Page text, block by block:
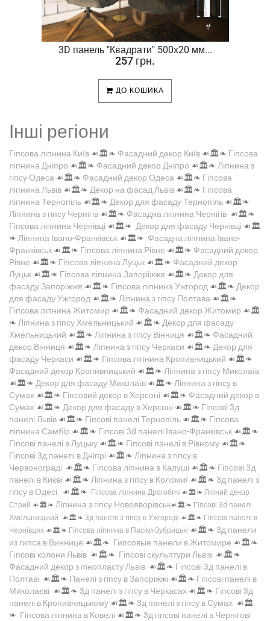
3D панель "Квадрати" 500х20 мм...
257 грн.
ДО КОШИКА
Інші регіони
Гіпсова ліпнина Київ ☙🏛️❧ Фасадний декор Київ ☙🏛️❧ Гіпсова
ліпнина Дніпро ☙🏛️❧ Фасадний декор Дніпро ☙🏛️❧ Ліпнина з
гіпсу Одеса ☙🏛️❧ Фасадний декор Одеса ☙🏛️❧ Гіпсова
ліпнина Львів ☙🏛️❧ Декор на фасад Львів ☙🏛️❧ Гіпсова
ліпнина Тернопіль ☙🏛️❧ Декор для фасаду Тернопіль ☙🏛️❧
Ліпнина з гіпсу Чернігів ☙🏛️❧ Фасадна ліпнина Чернігів ☙🏛️❧
Гіпсова ліпнина Чернівці ☙🏛️❧ Декор для фасаду Чернівці ☙🏛️
❧ Ліпнина Івано-Франківськ ☙🏛️❧ Фасадна ліпнина Івано-
Франківськ ☙🏛️❧ Гіпсова ліпнина Рівне ☙🏛️❧ Фасадний декор
Рівне ☙🏛️❧ Гіпсова ліпнина Луцьк ☙🏛️❧ Фасадний декор
Луцьк ☙🏛️❧ Гіпсова ліпнина Запоріжжя ☙🏛️❧ Декор для
фасаду Запоріжжя ☙🏛️❧ Гіпсова ліпнина Ужгород ☙🏛️❧ Декор
для фасаду Ужгород ☙🏛️❧ Ліпнина з гіпсу Полтава ☙🏛️❧
Гіпсова ліпнина Житомир ☙🏛️❧ Фасадний декор Житомир ☙🏛️
❧ Ліпнина з гіпсу Хмельницький ☙🏛️❧ Декор для фасаду
Хмельницький ☙🏛️❧ Ліпнина з гіпсу Вінниця ☙🏛️❧ Фасадний
декор Вінниця ☙🏛️❧ Ліпнина з гіпсу Черкаси ☙🏛️❧ Декор для
фасаду Черкаси ☙🏛️❧ Гіпсова ліпнина Кропивницький ☙🏛️❧
Фасадний декор Кропивницький ☙🏛️❧ Ліпнина з гіпсу Миколаїв
☙🏛️❧ Декор для фасаду Миколаїв ☙🏛️❧ Ліпнина з гіпсу в
Сумах ☙🏛️❧ Гіпсовий декор в Херсоні ☙🏛️❧ Фасадний декор в
Сумах ☙🏛️❧ Декор для фасаду в Херсоні ☙🏛️❧ Гіпсові 3д
панелі Львів ☙🏛️❧ Гіпсові панелі Тернопіль ☙🏛️❧ Гіпсова
ліпнина Самбір ☙🏛️❧ Гіпсові 3d панелі Івано-Франківськ ☙🏛️❧
Гіпсові панелі в Луцьку ☙🏛️❧ Гіпсові панелі в Рівному ☙🏛️❧
Гіпсові 3д панелі в Дніпрі ☙🏛️❧ Ліпнина з гіпсу в
Червонограді ☙🏛️❧ Гіпсова ліпнина в Калуші ☙🏛️❧ Гіпсові 3д
панелі в Києві ☙🏛️❧ Ліпнина з гіпсу в Коломиї ☙🏛️❧ 3д панелі з
гіпсу в Одесі ☙🏛️❧ Гіпсова ліпнина Дрогобич ☙🏛️❧ Ліпний декор
Стрий ☙🏛️❧ Ліпнина з гіпсу Новояворівськ☙🏛️❧ Гіпсові 3d панелі
Хмельницький ☙🏛️❧ 3д панелі з гіпсу в Ужгороді ☙🏛️❧ Гіпсові панелі в
Чернівцях ☙🏛️❧ Гіпсова ліпнина в Пасіки-Зубрицькі ☙🏛️❧ 3д панели
из гипса в Виннице ☙🏛️❧ Гипсовые панели в Житомире ☙🏛️❧
Гіпсові колони Львів ☙🏛️❧ Гіпсові скульптури Львів ☙🏛️❧
Фасадний декор з пінопласту Львів ☙🏛️❧ Гіпсові 3д панелі в
Полтаві ☙🏛️❧ Панелі з гіпсу в Запоріжжі ☙🏛️❧ Гіпсові панелі в
Миколаєві ☙🏛️❧ 3д панелі з гіпсу в Черкасах ☙🏛️❧ Гіпсові 3д
панелі в Кропивницькому ☙🏛️❧ 3д панелі з гіпсу в Сумах ☙🏛️
❧ Гіпсова ліпнина в Ковелі ☙🏛️❧ 3д гіпсові панелі в Чернігові